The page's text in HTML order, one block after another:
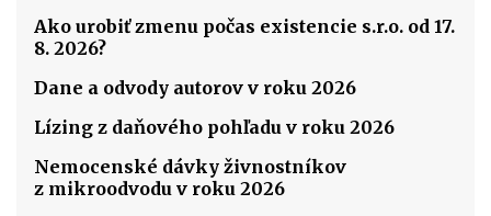
Ako urobiť zmenu počas existencie s.r.o. od 17.
8. 2026?
Dane a odvody autorov v roku 2026
Lízing z daňového pohľadu v roku 2026
Nemocenské dávky živnostníkov
z mikroodvodu v roku 2026